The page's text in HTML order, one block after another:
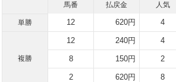
馬番 払戻金 人気
単勝 12 620円 4
複勝
12 240円 4
8 150円 2
2 620円 8